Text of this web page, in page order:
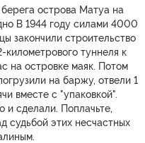
острова Матуа на
В 1944 году силами 4000
закончили строительство
туннеля к
на островке маяк. Потом
на баржу, отвели 1
вместе с "упаковкой".
и сделали. Поплачьте,
судьбой этих несчастных